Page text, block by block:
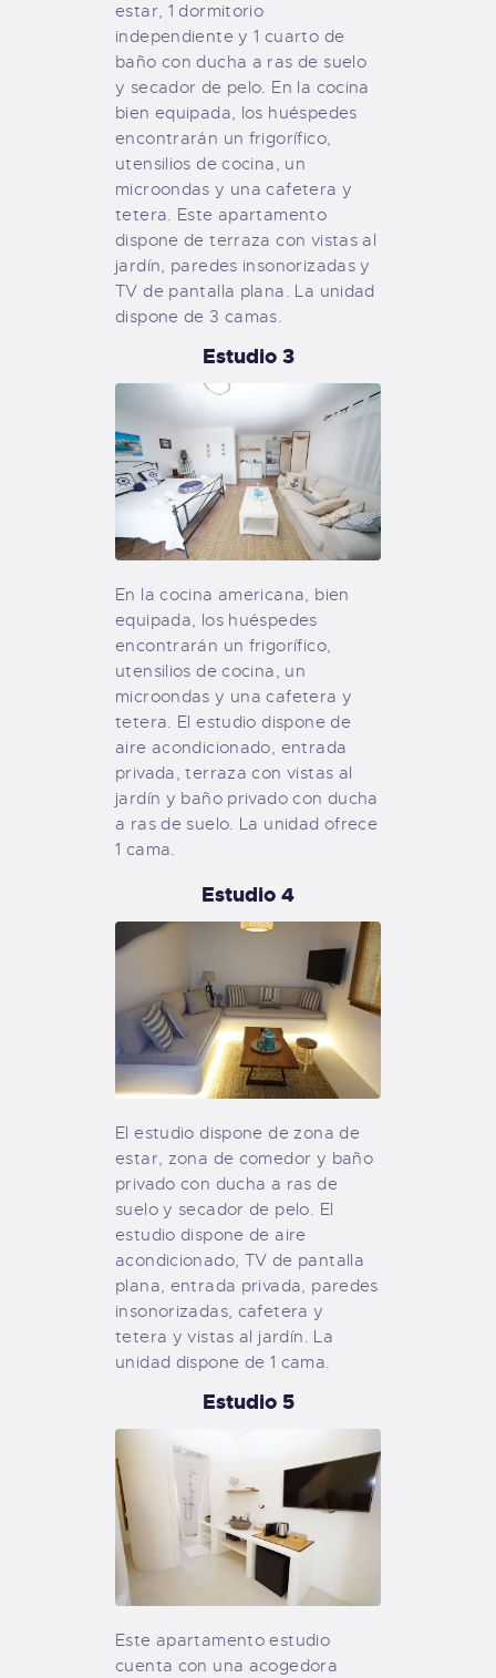
estar, 1 dormitorio
independiente y 1 cuarto de
baño con ducha a ras de suelo
y secador de pelo. En la cocina
bien equipada, los huéspedes
encontrarán un frigorífico,
utensilios de cocina, un
microondas y una cafetera y
tetera. Este apartamento
dispone de terraza con vistas al
jardín, paredes insonorizadas y
TV de pantalla plana. La unidad
dispone de 3 camas.
Estudio 3
En la cocina americana, bien
equipada, los huéspedes
encontrarán un frigorífico,
utensilios de cocina, un
microondas y una cafetera y
tetera. El estudio dispone de
aire acondicionado, entrada
privada, terraza con vistas al
jardín y baño privado con ducha
a ras de suelo. La unidad ofrece
1 cama.
Estudio 4
El estudio dispone de zona de
estar, zona de comedor y baño
privado con ducha a ras de
suelo y secador de pelo. El
estudio dispone de aire
acondicionado, TV de pantalla
plana, entrada privada, paredes
insonorizadas, cafetera y
tetera y vistas al jardín. La
unidad dispone de 1 cama.
Estudio 5
Este apartamento estudio
cuenta con una acogedora